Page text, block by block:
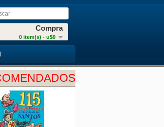
Compra
0 item(s) - u$0